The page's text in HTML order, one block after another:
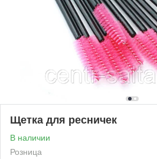
Щетка для ресничек
В наличии
Розница